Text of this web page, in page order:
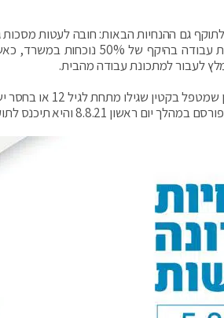
משרדי הממשלה למתכונת
לעבור למתכונת עבודה מהבית.
חובת בידוד
והיא תיכנס לתוקף ביום ראשון 15.8.21.